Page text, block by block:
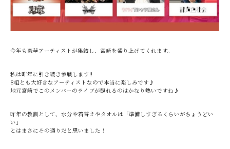
今年も豪華アーティストが集結し、宮崎を盛り上げてくれます。
私は昨年に引き続き参戦します!!
8組とも大好きなアーティストなので本当に楽しみです♪
地元宮崎でこのメンバーのライブが観れるのはかなり熱いですね♪
昨年の教訓として、水分や着替えやタオルは「準備しすぎるくらいがちょうどい
い」
とはまさにその通りだと思いました！